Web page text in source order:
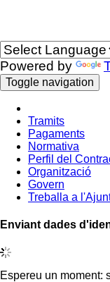
Powered by
Toggle navigation
Tramits
Pagaments
Normativa
Perfil del
Organització
Govern
Treballa a
Enviant dades
Espereu un moment: